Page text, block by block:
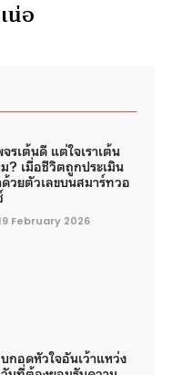
น่อ
รเต้นดี แต่ใจเราเต้น
? เมื่อชีวิตถูกประเมิน
ด้วยตัวเลขบนสมาร์ทวอ
February 2026
กอดหัวใจอันเว้าแหว่ง